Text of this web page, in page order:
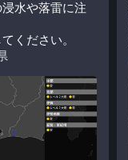
水や落雷に注
ください。